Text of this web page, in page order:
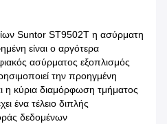
Suntor ST9502T η ασύρματη
είναι ο αργότερα
ασύρματος εξοπλισμός
την προηγμένη
η κύρια διαμόρφωση τμήματος
ένα τέλειο διπλής
δεδομένων